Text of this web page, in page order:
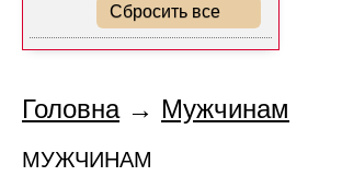
Сбросить все
Головна→ Мужчинам
МУЖЧИНАМ